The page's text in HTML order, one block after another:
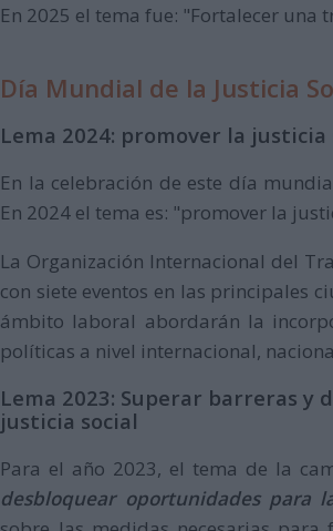
En 2025 el tema fue: "Fortalecer
Día Mundial de la Justicia
Lema 2024: promover la justicia
En la celebración de este día
En 2024 el tema es: "promover la
La Organización Internacional del
con siete eventos en las principales
ámbito laboral abordarán la
políticas a nivel internacional,
Lema 2023: Superar barreras y
justicia social
Para el año 2023, el tema de la
desbloquear oportunidades para